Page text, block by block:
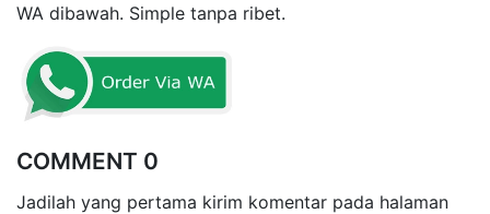
WA dibawah. Simple tanpa ribet.
COMMENT 0
Jadilah yang pertama kirim komentar pada halaman